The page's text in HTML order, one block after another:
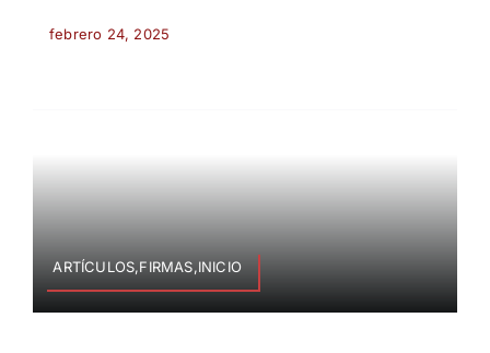
febrero 24, 2025
ARTÍCULOS,FIRMAS,INICIO